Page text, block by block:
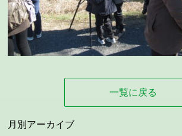
一覧に戻る
月別アーカイブ